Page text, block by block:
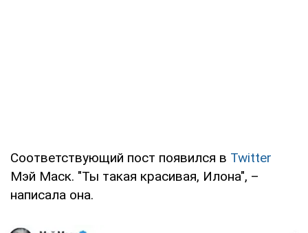
Соответствующий пост появился в Twitter
Мэй Маск. "Ты такая красивая, Илона", –
написала она.